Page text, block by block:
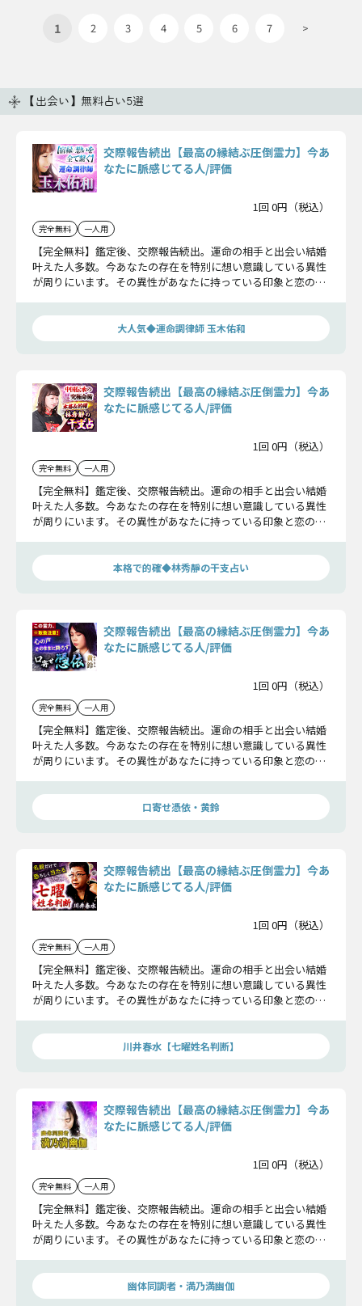
1 2 3 4 5 6 7 >
【出会い】無料占い5選
交際報告続出【最高の縁結ぶ圧倒霊力】今あ
なたに脈感じてる人/評価
1回 0円（税込）
完全無料 一人用
【完全無料】鑑定後、交際報告続出。運命の相手と出会い結婚
叶えた人多数。今あなたの存在を特別に想い意識している異性
が周りにいます。その異性があなたに持っている印象と恋の可
大人気◆運命調律師 玉木佑和
交際報告続出【最高の縁結ぶ圧倒霊力】今あ
なたに脈感じてる人/評価
1回 0円（税込）
完全無料 一人用
【完全無料】鑑定後、交際報告続出。運命の相手と出会い結婚
叶えた人多数。今あなたの存在を特別に想い意識している異性
が周りにいます。その異性があなたに持っている印象と恋の可
本格で的確◆林秀靜の干支占い
交際報告続出【最高の縁結ぶ圧倒霊力】今あ
なたに脈感じてる人/評価
1回 0円（税込）
完全無料 一人用
【完全無料】鑑定後、交際報告続出。運命の相手と出会い結婚
叶えた人多数。今あなたの存在を特別に想い意識している異性
が周りにいます。その異性があなたに持っている印象と恋の可
口寄せ憑依・黄鈴
交際報告続出【最高の縁結ぶ圧倒霊力】今あ
なたに脈感じてる人/評価
1回 0円（税込）
完全無料 一人用
【完全無料】鑑定後、交際報告続出。運命の相手と出会い結婚
叶えた人多数。今あなたの存在を特別に想い意識している異性
が周りにいます。その異性があなたに持っている印象と恋の可
川井春水【七曜姓名判断】
交際報告続出【最高の縁結ぶ圧倒霊力】今あ
なたに脈感じてる人/評価
1回 0円（税込）
完全無料 一人用
【完全無料】鑑定後、交際報告続出。運命の相手と出会い結婚
叶えた人多数。今あなたの存在を特別に想い意識している異性
が周りにいます。その異性があなたに持っている印象と恋の可
幽体同調者・満乃満幽伽